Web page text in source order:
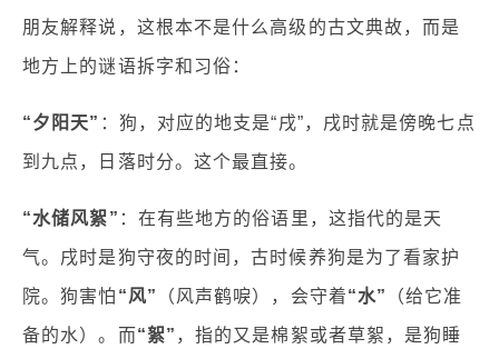
朋友解释说，这根本不是什么高级的古文典故，而是
地方上的谜语拆字和习俗：
“夕阳天” ：狗，对应的地支是“戌”，戌时就是傍晚七点
到九点，日落时分。这个最直接。
“水储风絮” ：在有些地方的俗语里，这指代的是天
气。戌时是狗守夜的时间，古时候养狗是为了看家护
院。狗害怕 “风” （风声鹤唳），会守着“水” （给它准
备的水）。而“絮” ，指的又是棉絮或者草絮，是狗睡